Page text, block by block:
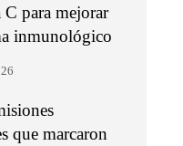
para mejorar
inmunológico
que marcaron